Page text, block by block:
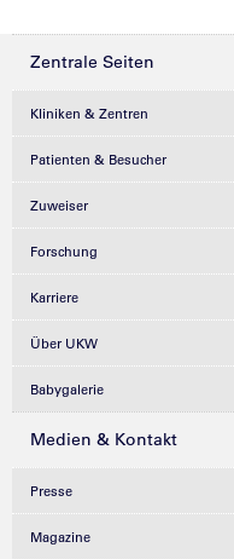
Zentrale Seiten
Kliniken & Zentren
Patienten & Besucher
Zuweiser
Forschung
Karriere
Über UKW
Babygalerie
Medien & Kontakt
Presse
Magazine